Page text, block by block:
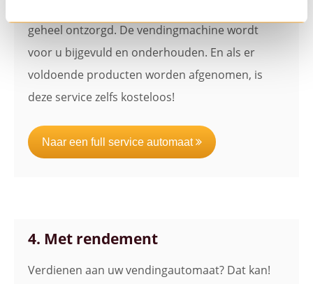
geheel ontzorgd. De vendingmachine wordt
voor u bijgevuld en onderhouden. En als er
voldoende producten worden afgenomen, is
deze service zelfs kosteloos!
Naar een full service automaat
4. Met rendement
Verdienen aan uw vendingautomaat? Dat kan!